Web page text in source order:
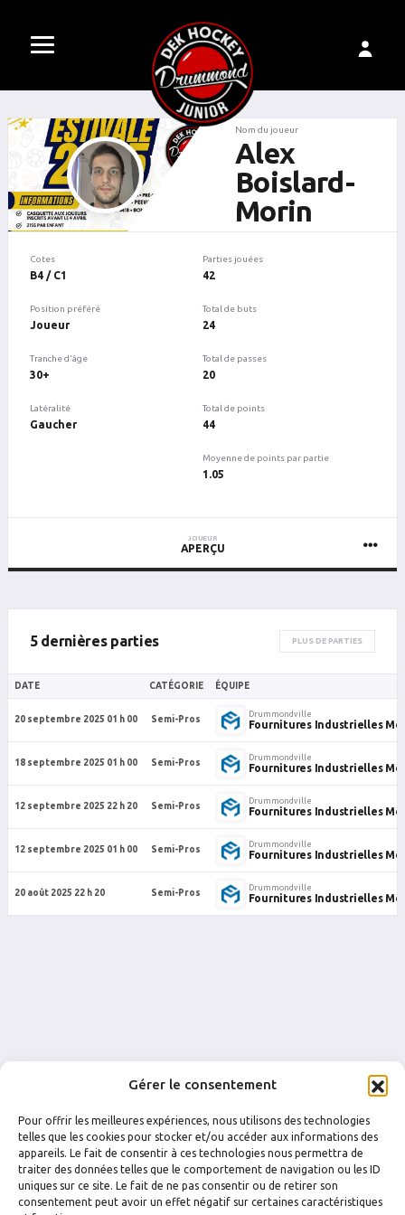
Gérer le consentement
Pour offrir les meilleures expériences, nous utilisons des technologies
telles que les cookies pour stocker et/ou accéder aux informations des
appareils. Le fait de consentir à ces technologies nous permettra de
traiter des données telles que le comportement de navigation ou les ID
uniques sur ce site. Le fait de ne pas consentir ou de retirer son
consentement peut avoir un effet négatif sur certaines caractéristiques
Nom du joueur
Alex
Boislard-
Morin
Cotes
B4 / C1
Position préféré
Joueur
Tranche d'âge
30+
Latéralité
Gaucher
Parties jouées
42
Total de buts
24
Total de passes
20
Total de points
44
Moyenne de points par partie
1.05
JOUEUR
APERÇU
5 dernières parties PLUS DE PARTIES
DATE CATÉGORIE ÉQUIPE
20 septembre 2025 01 h 00 Semi-Pros
Drummondville
Fournitures Industrielles
18 septembre 2025 01 h 00 Semi-Pros
Drummondville
Fournitures Industrielles
12 septembre 2025 22 h 20 Semi-Pros
Drummondville
Fournitures Industrielles
12 septembre 2025 01 h 00 Semi-Pros
Drummondville
Fournitures Industrielles
20 août 2025 22 h 20 Semi-Pros
Drummondville
Fournitures Industrielles
FACEBOOK INSTAGRAM